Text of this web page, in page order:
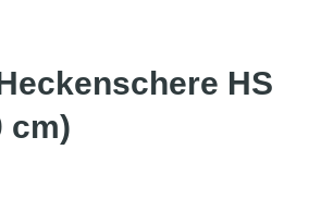
HS
cm)